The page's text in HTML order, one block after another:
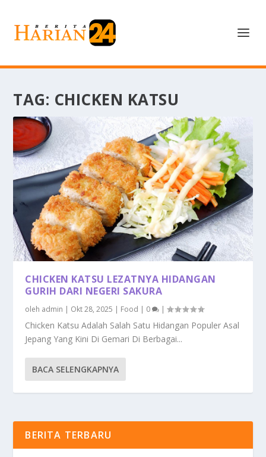
TAG: CHICKEN KATSU
CHICKEN KATSU LEZATNYA HIDANGAN
GURIH DARI NEGERI SAKURA
oleh admin | Okt 28, 2025 | Food | 0 |
Chicken Katsu Adalah Salah Satu Hidangan Populer Asal
Jepang Yang Kini Di Gemari Di Berbagai...
BACA SELENGKAPNYA
BERITA TERBARU